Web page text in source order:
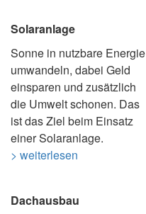
Solaranlage
Sonne in nutzbare Energie
umwandeln, dabei Geld
einsparen und zusätzlich
die Umwelt schonen. Das
ist das Ziel beim Einsatz
einer Solaranlage.
> weiterlesen
Dachausbau